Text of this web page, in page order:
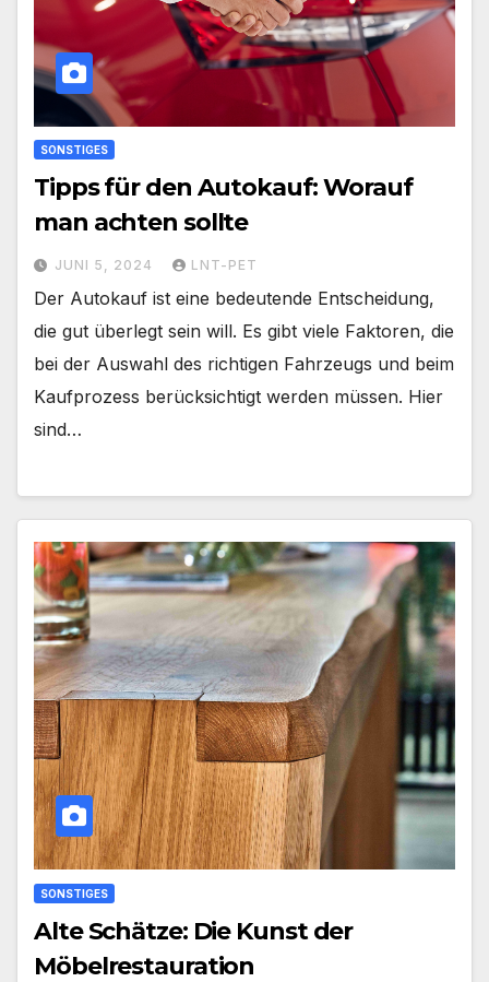
SONSTIGES
Tipps für den Autokauf: Worauf
man achten sollte
JUNI 5, 2024 LNT-PET
Der Autokauf ist eine bedeutende Entscheidung,
die gut überlegt sein will. Es gibt viele Faktoren, die
bei der Auswahl des richtigen Fahrzeugs und beim
Kaufprozess berücksichtigt werden müssen. Hier
sind…
SONSTIGES
Alte Schätze: Die Kunst der
Möbelrestauration